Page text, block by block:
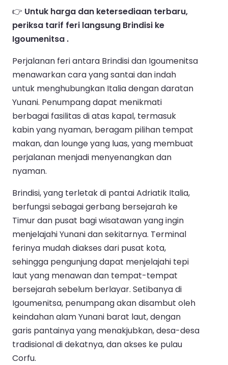
👉 Untuk harga dan ketersediaan terbaru,
periksa tarif feri langsung Brindisi ke
Igoumenitsa .
Perjalanan feri antara Brindisi dan Igoumenitsa
menawarkan cara yang santai dan indah
untuk menghubungkan Italia dengan daratan
Yunani. Penumpang dapat menikmati
berbagai fasilitas di atas kapal, termasuk
kabin yang nyaman, beragam pilihan tempat
makan, dan lounge yang luas, yang membuat
perjalanan menjadi menyenangkan dan
nyaman.
Brindisi, yang terletak di pantai Adriatik Italia,
berfungsi sebagai gerbang bersejarah ke
Timur dan pusat bagi wisatawan yang ingin
menjelajahi Yunani dan sekitarnya. Terminal
ferinya mudah diakses dari pusat kota,
sehingga pengunjung dapat menjelajahi tepi
laut yang menawan dan tempat-tempat
bersejarah sebelum berlayar. Setibanya di
Igoumenitsa, penumpang akan disambut oleh
keindahan alam Yunani barat laut, dengan
garis pantainya yang menakjubkan, desa-desa
tradisional di dekatnya, dan akses ke pulau
Corfu.